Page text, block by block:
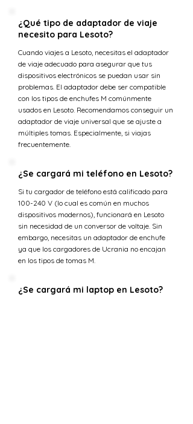
¿Qué tipo de adaptador de viaje
necesito para Lesoto?
Cuando viajes a Lesoto, necesitas el adaptador
de viaje adecuado para asegurar que tus
dispositivos electrónicos se puedan usar sin
problemas. El adaptador debe ser compatible
con los tipos de enchufes M comúnmente
usados en Lesoto. Recomendamos conseguir un
adaptador de viaje universal que se ajuste a
múltiples tomas. Especialmente, si viajas
frecuentemente.
¿Se cargará mi teléfono en Lesoto?
Si tu cargador de teléfono está calificado para
100-240 V (lo cual es común en muchos
dispositivos modernos), funcionará en Lesoto
sin necesidad de un conversor de voltaje. Sin
embargo, necesitas un adaptador de enchufe
ya que los cargadores de Ucrania no encajan
en los tipos de tomas M.
¿Se cargará mi laptop en Lesoto?